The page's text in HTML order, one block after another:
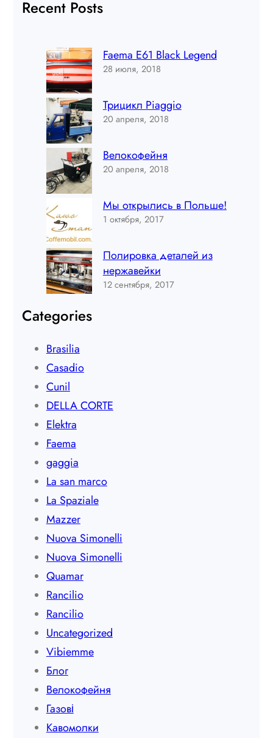
Recent Posts
Faema E61 Black Legend
28 июля, 2018
Трицикл Piaggio
20 апреля, 2018
Велокофейня
20 апреля, 2018
Мы открылись в Польше!
1 октября, 2017
Полировка деталей из
нержавейки
12 сентября, 2017
Categories
Brasilia
Casadio
Cunil
DELLA CORTE
Elektra
Faema
gaggia
La san marco
La Spaziale
Mazzer
Nuova Simonelli
Nuova Simonelli
Quamar
Rancilio
Rancilio
Uncategorized
Vibiemme
Блог
Велокофейня
Газові
Кавомолки